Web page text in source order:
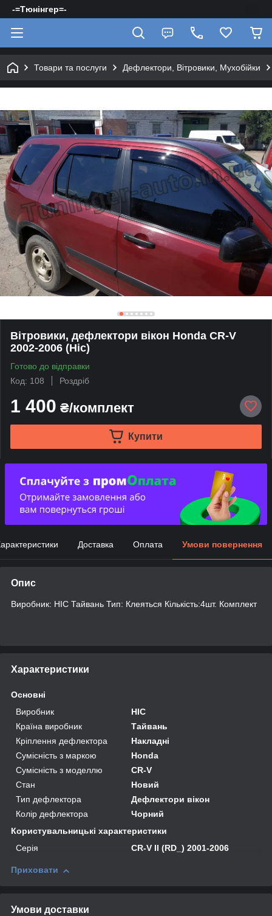
-=Тюнінгер=-
Товари та послуги Дефлектори, Вітровики, Мухобійки
Вітровики, дефлектори вікон Honda CR-V
2002-2006 (Hic)
Готово до відправки
Код: 108
Роздріб
1 400 ₴/комплект
Купити
Доставка Оплата Умови повернення
Опис
Виробник: HIC Тайвань Тип: Клеяться Кількість:4шт. Комплект
Характеристики
Основні
Виробник
HIC
Країна виробник
Тайвань
Кріплення дефлектора
Накладні
Сумісність з маркою
Honda
Сумісність з моделлю
CR-V
Стан
Новий
Тип дефлектора
Дефлектори вікон
Колір дефлектора
Чорний
Користувальницькі характеристики
Серія
CR-V II (RD_) 2001-2006
Приховати
Умови доставки